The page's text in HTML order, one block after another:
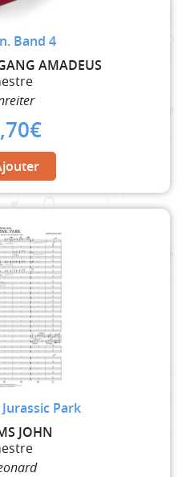
Band 4
AMADEUS
€
Park
JOHN